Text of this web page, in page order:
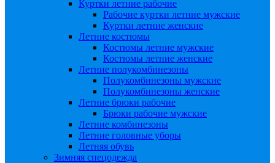
Куртки летние рабочие
Рабочие куртки летние мужские
Куртки летние женские
Летние костюмы
Костюмы летние мужские
Костюмы летние женские
Летние полукомбинезоны
Полукомбинезоны мужские
Полукомбинезоны женские
Летние брюки рабочие
Брюки рабочие мужские
Летние комбинезоны
Летние головные уборы
Летняя обувь
Зимняя спецодежда